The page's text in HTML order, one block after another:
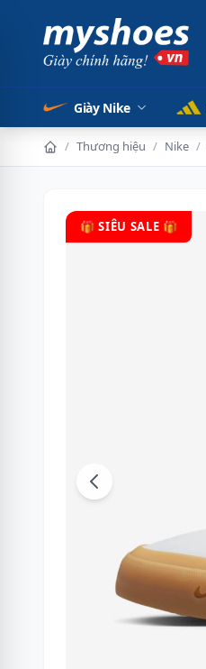
Giày Nike
/ Thương hiệu / Nike /
🎁 SIÊU SALE 🎁